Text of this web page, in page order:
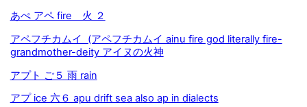
あぺ アペ fire 火 ２
アペフチカムイ (アペフチカムイ ainu fire god literally fire-
grandmother-deity アイヌの火神
アプト ご５ 雨 rain
アプ ice 六６ apu drift sea also ap in dialects